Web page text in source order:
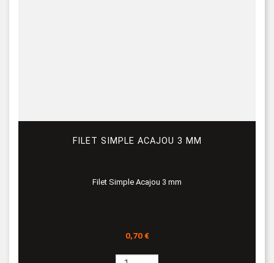
FILET SIMPLE ACAJOU 3 MM
Filet Simple Acajou 3 mm
Prix
0,70 €